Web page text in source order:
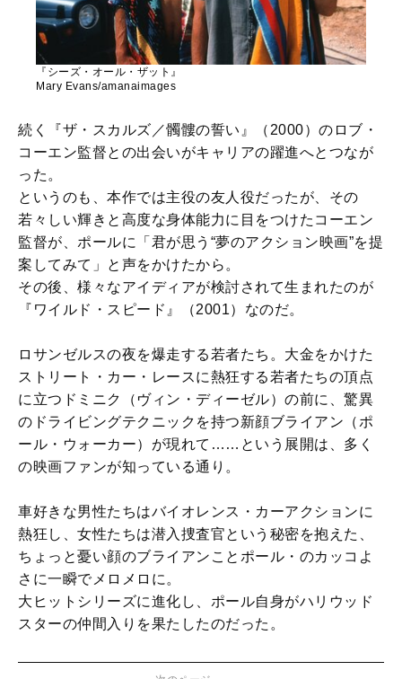
『シーズ・オール・ザット』
Mary Evans/amanaimages
続く『ザ・スカルズ／髑髏の誓い』（2000）のロブ・
コーエン監督との出会いがキャリアの躍進へとつなが
った。
というのも、本作では主役の友人役だったが、その
若々しい輝きと高度な身体能力に目をつけたコーエン
監督が、ポールに「君が思う“夢のアクション映画”を提
案してみて」と声をかけたから。
その後、様々なアイディアが検討されて生まれたのが
『ワイルド・スピード』（2001）なのだ。
ロサンゼルスの夜を爆走する若者たち。大金をかけた
ストリート・カー・レースに熱狂する若者たちの頂点
に立つドミニク（ヴィン・ディーゼル）の前に、驚異
のドライビングテクニックを持つ新顔ブライアン（ポ
ール・ウォーカー）が現れて……という展開は、多く
の映画ファンが知っている通り。
車好きな男性たちはバイオレンス・カーアクションに
熱狂し、女性たちは潜入捜査官という秘密を抱えた、
ちょっと憂い顔のブライアンことポール・のカッコよ
さに一瞬でメロメロに。
大ヒットシリーズに進化し、ポール自身がハリウッド
スターの仲間入りを果たしたのだった。